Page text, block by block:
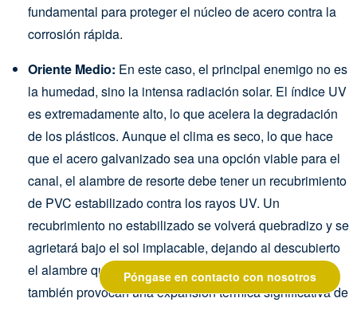
fundamental para proteger el núcleo de acero contra la
corrosión rápida.
Oriente Medio: En este caso, el principal enemigo no es
la humedad, sino la intensa radiación solar. El índice UV
es extremadamente alto, lo que acelera la degradación
de los plásticos. Aunque el clima es seco, lo que hace
que el acero galvanizado sea una opción viable para el
canal, el alambre de resorte debe tener un recubrimiento
de PVC estabilizado contra los rayos UV. Un
recubrimiento no estabilizado se volverá quebradizo y se
agrietará bajo el sol implacable, dejando al descubierto
el alambre que hay debajo. Las altas temperaturas
también provocan una expansión térmica significativa de
Póngase en contacto con nosotros